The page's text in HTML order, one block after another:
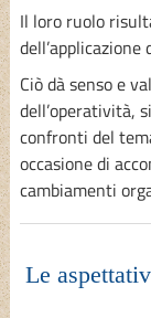
Il loro ruolo
dell’applicazione
Ciò dà senso e
dell’operatività,
confronti del
occasione di
cambiamenti
Le